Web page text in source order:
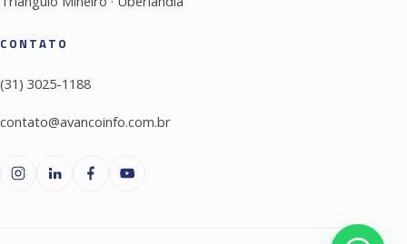
CONTATO
(31) 3025-1188
contato@avancoinfo.com.br